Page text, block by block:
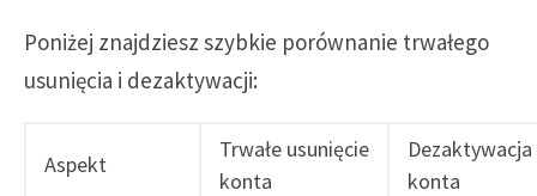
Poniżej znajdziesz szybkie porównanie trwałego
usunięcia i dezaktywacji:
Aspekt
Trwałe usunięcie
konta
Dezaktywacja
konta